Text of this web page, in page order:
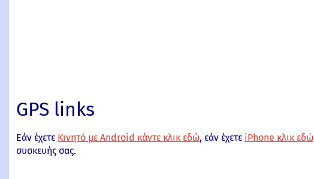
GPS links
Εάν έχετε Κινητό με Android κάντε κλικ εδώ, εάν έχετε iPhone κλικ εδώ
συσκευής σας.